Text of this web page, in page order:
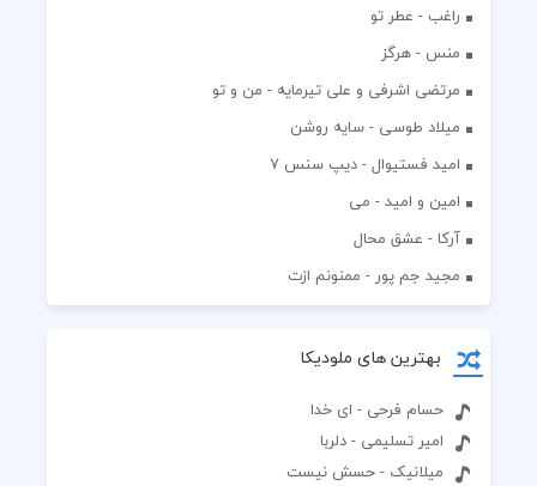
راغب - عطر تو
منس - هرگز
مرتضی اشرفی و علی تیرمایه - من و تو
میلاد طوسی - سایه روشن
اميد فستيوال - ديپ سنس ۷
امین و امید - می
آرکا - عشق محال
مجید جم پور - ممنونم ازت
بهترین های ملودیکا
حسام فرحی - ای خدا
امیر تسلیمی - دلربا
میلانیک - حسش نیست